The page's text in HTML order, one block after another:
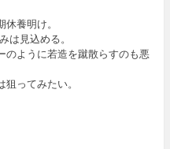
養明け。
は見込める。
のように若造を蹴散らすのも悪
ってみたい。